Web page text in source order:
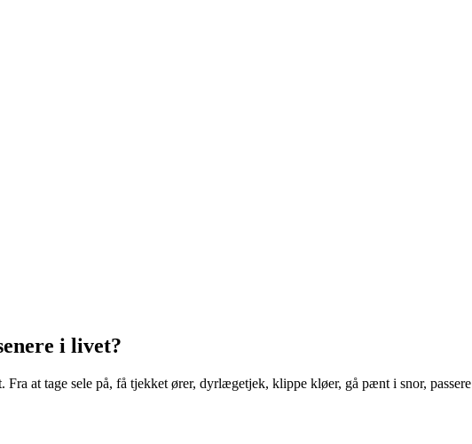
i livet?
at tage sele på, få tjekket ører, dyrlægetjek, klippe kløer, gå pænt i snor,